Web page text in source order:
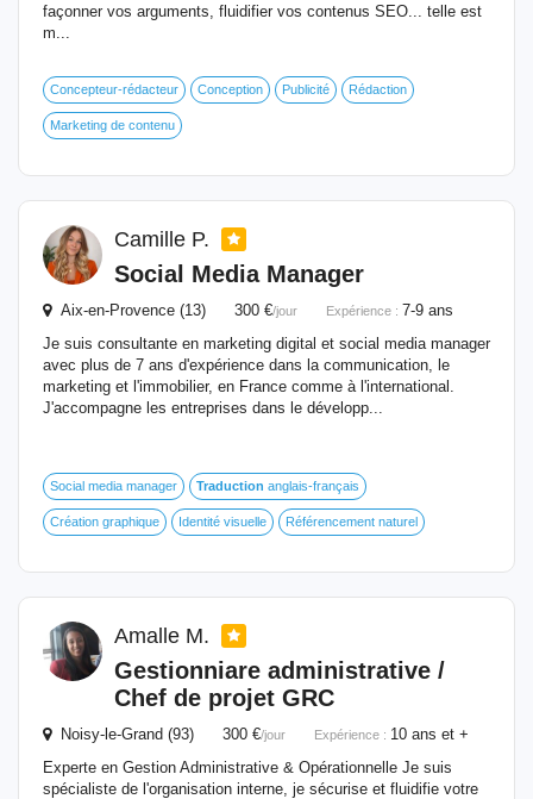
façonner vos arguments, fluidifier vos contenus SEO... telle est
m...
Concepteur-rédacteur Conception Publicité Rédaction
Marketing de contenu
Camille P.
Social Media Manager
Aix-en-Provence (13) 300 €/jour Expérience : 7-9 ans
Je suis consultante en marketing digital et social media manager
avec plus de 7 ans d'expérience dans la communication, le
marketing et l'immobilier, en France comme à l'international.
J'accompagne les entreprises dans le développ...
Social media manager Traduction anglais-français
Création graphique Identité visuelle Référencement naturel
Amalle M.
Gestionniare administrative /
Chef de projet GRC
Noisy-le-Grand (93) 300 €/jour Expérience : 10 ans et +
Experte en Gestion Administrative & Opérationnelle Je suis
spécialiste de l'organisation interne, je sécurise et fluidifie votre